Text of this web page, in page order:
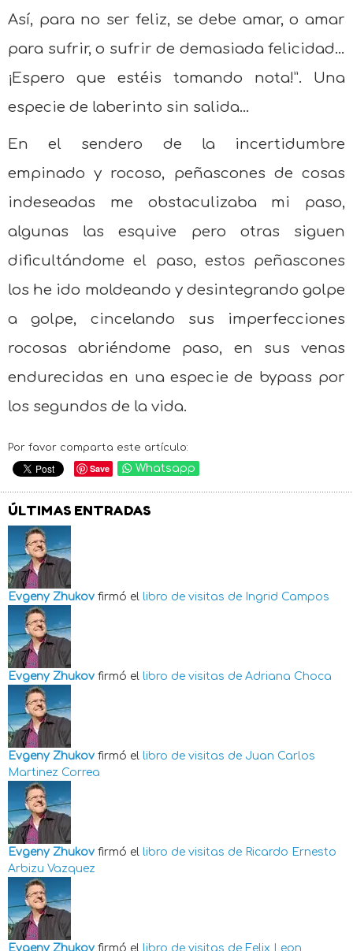
Así, para no ser feliz, se debe amar, o amar
para sufrir, o sufrir de demasiada felicidad…
¡Espero que estéis tomando nota!”. Una
especie de laberinto sin salida…
En el sendero de la incertidumbre
empinado y rocoso, peñascones de cosas
indeseadas me obstaculizaba mi paso,
algunas las esquive pero otras siguen
dificultándome el paso, estos peñascones
los he ido moldeando y desintegrando golpe
a golpe, cincelando sus imperfecciones
rocosas abriéndome paso, en sus venas
endurecidas en una especie de bypass por
los segundos de la vida.
Por favor comparta este artículo:
Save Whatsapp
ÚLTIMAS ENTRADAS
Evgeny Zhukov firmó el libro de visitas de Ingrid Campos
Evgeny Zhukov firmó el libro de visitas de Adriana Choca
Evgeny Zhukov firmó el libro de visitas de Juan Carlos
Martinez Correa
Evgeny Zhukov firmó el libro de visitas de Ricardo Ernesto
Arbizu Vazquez
Evgeny Zhukov firmó el libro de visitas de Felix Leon